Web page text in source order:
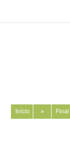
Início »